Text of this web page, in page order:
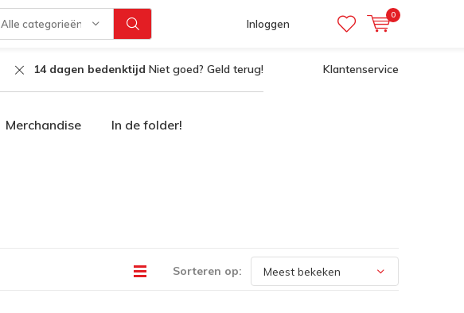
Alle categorieën Inloggen
0
14 dagen bedenktijd Niet goed? Geld terug! Klantenservice
Merchandise In de folder!
Sorteren op: